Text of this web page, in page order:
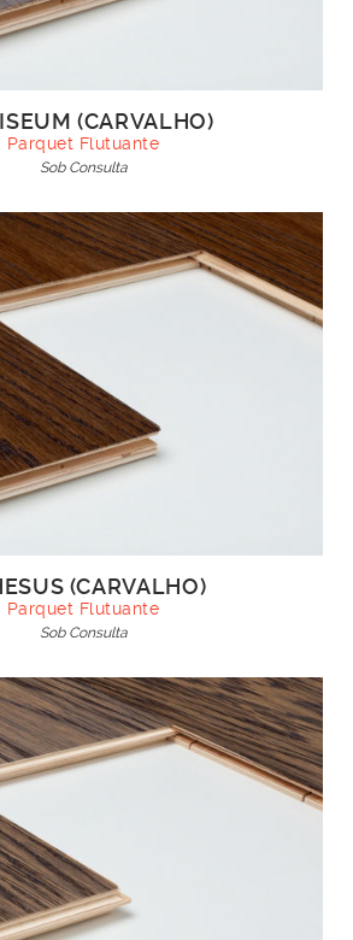
(CARVALHO)
Parquet Flutuante
Sob Consulta
(CARVALHO)
Parquet Flutuante
Sob Consulta